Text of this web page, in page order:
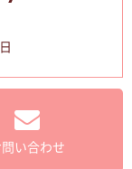
問い合わせ